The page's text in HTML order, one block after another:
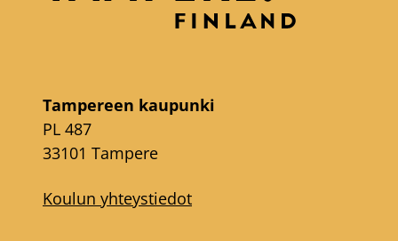
Tampereen kaupunki
PL 487
33101 Tampere
Koulun yhteystiedot